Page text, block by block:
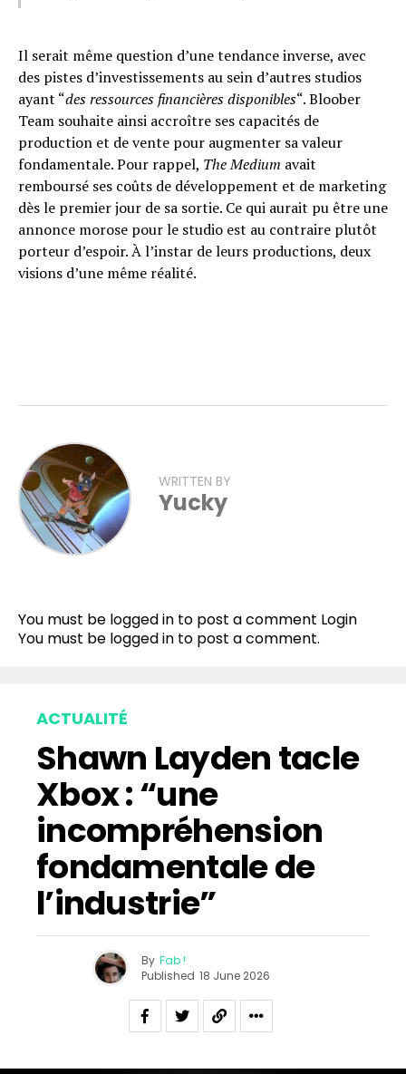
Il serait même question d’une tendance inverse, avec
des pistes d’investissements au sein d’autres studios
ayant “des ressources financières disponibles“. Bloober
Team souhaite ainsi accroître ses capacités de
production et de vente pour augmenter sa valeur
fondamentale. Pour rappel, The Medium avait
remboursé ses coûts de développement et de marketing
dès le premier jour de sa sortie. Ce qui aurait pu être une
annonce morose pour le studio est au contraire plutôt
porteur d’espoir. À l’instar de leurs productions, deux
visions d’une même réalité.
WRITTEN BY
Yucky
You must be logged in to post a comment Login
You must be logged in to post a comment.
ACTUALITÉ
Shawn Layden tacle
Xbox : “une
incompréhension
fondamentale de
l’industrie”
By Fab !
Published 18 June 2026